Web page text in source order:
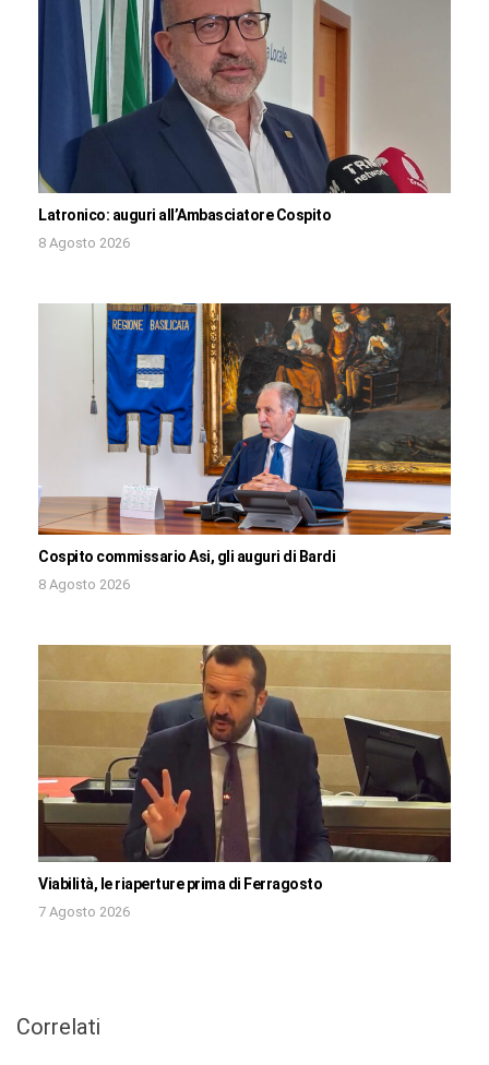
Latronico: auguri all’Ambasciatore Cospito
8 Agosto 2026
Cospito commissario Asi, gli auguri di Bardi
8 Agosto 2026
Viabilità, le riaperture prima di Ferragosto
7 Agosto 2026
Correlati